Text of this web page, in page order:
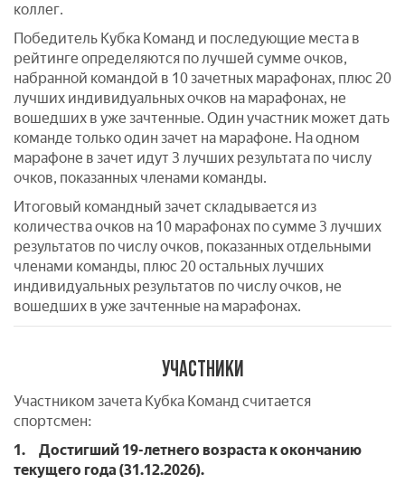
коллег.
Победитель Кубка Команд и последующие места в
рейтинге определяются по лучшей сумме очков,
набранной командой в 10 зачетных марафонах, плюс 20
лучших индивидуальных очков на марафонах, не
вошедших в уже зачтенные. Один участник может дать
команде только один зачет на марафоне. На одном
марафоне в зачет идут 3 лучших результата по числу
очков, показанных членами команды.
Итоговый командный зачет складывается из
количества очков на 10 марафонах по сумме 3 лучших
результатов по числу очков, показанных отдельными
членами команды, плюс 20 остальных лучших
индивидуальных результатов по числу очков, не
вошедших в уже зачтенные на марафонах.
УЧАСТНИКИ
Участником зачета Кубка Команд считается
спортсмен:
1. Достигший 19-летнего возраста к окончанию
текущего года (31.12.2026).